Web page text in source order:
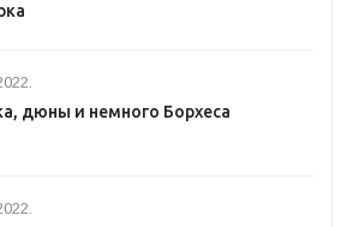
дюны и немного Борхеса